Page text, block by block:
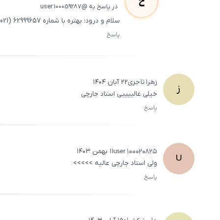
در پاسخ به @user 100059287
سلام و درود؛ بهتره با شماره 62999657 (021) تماس بگیرین.
پاسخ
ز زهراتاجری۲۲ آبان ۱۴۰۴
خیلی عالییییی استاد جارچی
پاسخ
U
user100020825
۱۱ بهمن ۱۴۰۳
ولی استاد جارچی عالیه >>>>>
پاسخ